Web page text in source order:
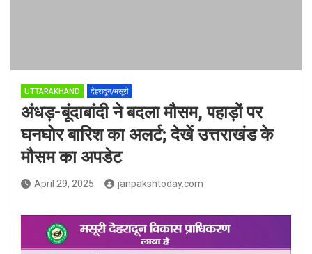
UTTARAKHAND देहरादून/मसूरी
अंधड़-बूंदाबांदी ने बदला मौसम, पहाड़ों पर
घनघाेर बारिश का अलर्ट; देखें उत्तराखंड के
मौसम का अपडेट
April 29, 2025 janpakshtoday.com